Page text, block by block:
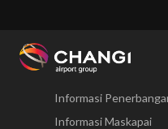
Changi
Terbang
Informasi
Informasi Maskapai